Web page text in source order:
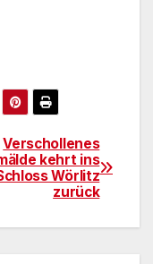
Verschollenes
kehrt ins
Wörlitz
zurück